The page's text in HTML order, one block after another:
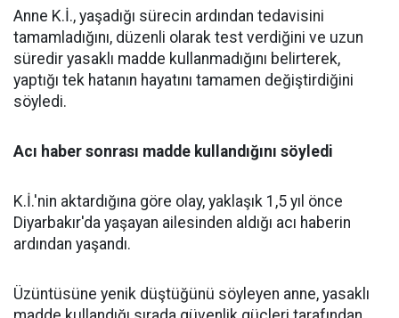
Anne K.İ., yaşadığı sürecin ardından tedavisini
tamamladığını, düzenli olarak test verdiğini ve uzun
süredir yasaklı madde kullanmadığını belirterek,
yaptığı tek hatanın hayatını tamamen değiştirdiğini
söyledi.
Acı haber sonrası madde kullandığını söyledi
K.İ.'nin aktardığına göre olay, yaklaşık 1,5 yıl önce
Diyarbakır'da yaşayan ailesinden aldığı acı haberin
ardından yaşandı.
Üzüntüsüne yenik düştüğünü söyleyen anne, yasaklı